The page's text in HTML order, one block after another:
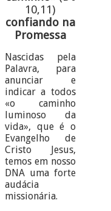
10,11)
confiando na
Promessa
Nascidas pela
Palavra, para
anunciar e
indicar a todos
«o caminho
luminoso da
vida», que é o
Evangelho de
Cristo Jesus,
temos em nosso
DNA uma forte
audácia
missionária.